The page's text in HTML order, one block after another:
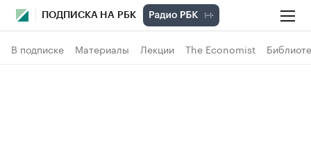
ПОДПИСКА НА РБК
В подписке Материалы Лекции The Economist